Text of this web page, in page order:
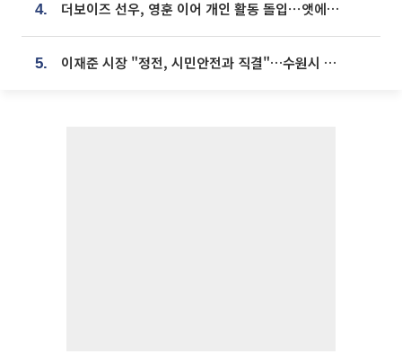
4. 더보이즈 선우, 영훈 이어 개인 활동 돌입⋯앳에어리어와 전속계약
5. 이재준 시장 "정전, 시민안전과 직결"…수원시 비상대응체계 가동